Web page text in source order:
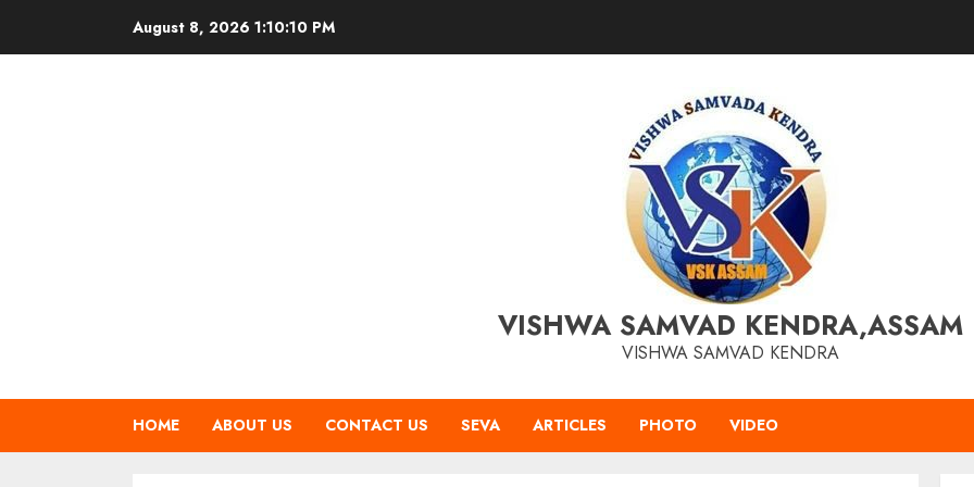
August 8, 2026 1:10:10 PM
VISHWA SAMVAD KENDRA,ASSAM
VISHWA SAMVAD KENDRA
HOME ABOUT US CONTACT US SEVA ARTICLES PHOTO VIDEO